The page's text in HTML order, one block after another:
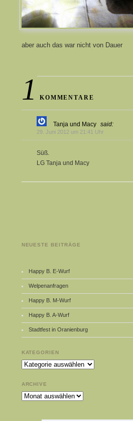
aber auch das war nicht von Dauer
1 KOMMENTARE
Tanja und Macy said:
29. Juni 2012 um 21:41 Uhr
Süß.
LG Tanja und Macy
NEUESTE BEITRÄGE
Happy B. E-Wurf
Welpenanfragen
Happy B. M-Wurf
Happy B. A-Wurf
Stadtfest in Oranienburg
KATEGORIEN
Kategorien
ARCHIVE
Archive